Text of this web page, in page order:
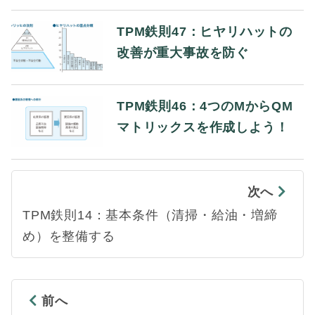
TPM鉄則47：ヒヤリハットの
改善が重大事故を防ぐ
TPM鉄則46：4つのMからQM
マトリックスを作成しよう！
次へ
TPM鉄則14：基本条件（清掃・給油・増締
め）を整備する
前へ